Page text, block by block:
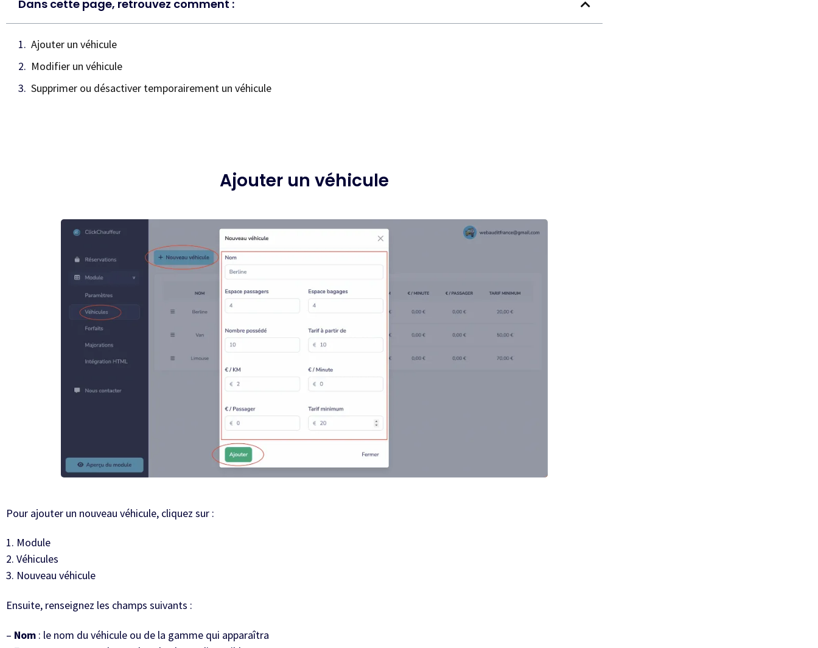
Dans cette page, retrouvez comment :
Ajouter un véhicule
Modifier un véhicule
Supprimer ou désactiver temporairement un véhicule
Ajouter un véhicule
Pour ajouter un nouveau véhicule, cliquez sur :
1. Module
2. Véhicules
3. Nouveau véhicule
Ensuite, renseignez les champs suivants :
– Nom : le nom du véhicule ou de la gamme qui apparaîtra